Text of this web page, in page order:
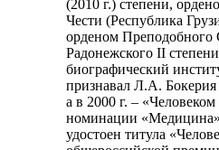
(2010 г.) степени,
Чести (Республика
орденом Преподобного
Радонежского II
биографический
признавал Л.А. Бокерия
а в 2000 г. – «Человеком
номинации
удостоен титула